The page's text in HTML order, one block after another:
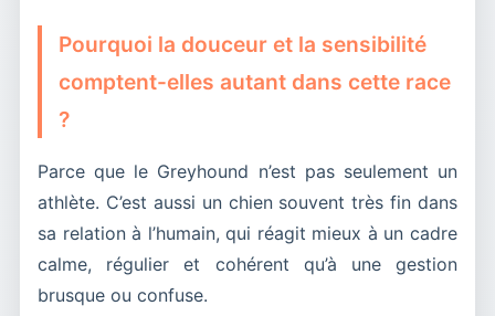
Pourquoi la douceur et la sensibilité
comptent-elles autant dans cette race
?
Parce que le Greyhound n’est pas seulement un
athlète. C’est aussi un chien souvent très fin dans
sa relation à l’humain, qui réagit mieux à un cadre
calme, régulier et cohérent qu’à une gestion
brusque ou confuse.